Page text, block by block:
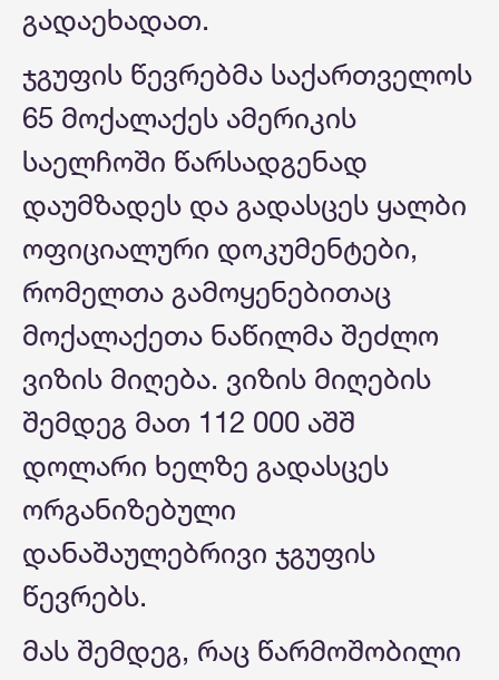
გადაეხადათ.
ჯგუფის წევრებმა საქართველოს
65 მოქალაქეს ამერიკის
საელჩოში წარსადგენად
დაუმზადეს და გადასცეს ყალბი
ოფიციალური დოკუმენტები,
რომელთა გამოყენებითაც
მოქალაქეთა ნაწილმა შეძლო
ვიზის მიღება. ვიზის მიღების
შემდეგ მათ 112 000 აშშ
დოლარი ხელზე გადასცეს
ორგანიზებული
დანაშაულებრივი ჯგუფის
წევრებს.
მას შემდეგ, რაც წარმოშობილი